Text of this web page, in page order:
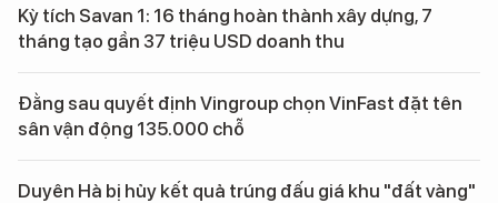
Kỳ tích Savan 1: 16 tháng hoàn thành xây dựng, 7
tháng tạo gần 37 triệu USD doanh thu
Đằng sau quyết định Vingroup chọn VinFast đặt tên
sân vận động 135.000 chỗ
Duyên Hà bị hủy kết quả trúng đấu giá khu "đất vàng"